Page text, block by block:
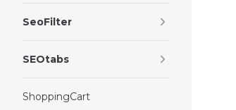
SeoFilter
SEOtabs
ShoppingCart